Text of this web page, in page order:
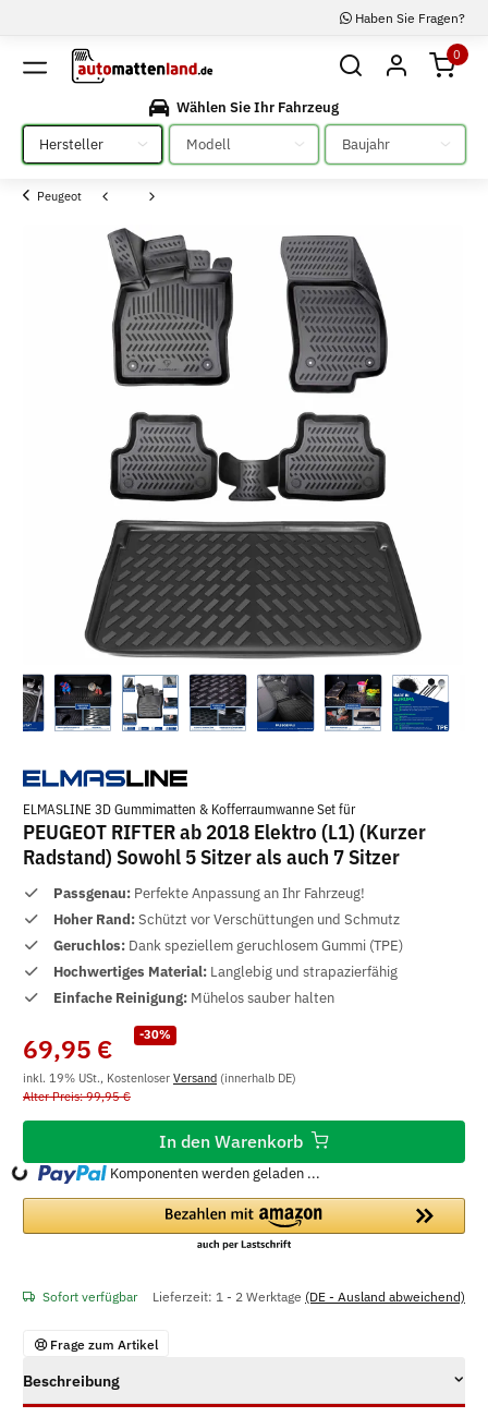
Haben Sie Fragen?
0
Wählen Sie Ihr Fahrzeug
Bitte auswählen
Bitte auswählen Bitte auswählen
Peugeot
ELMASLINE 3D Gummimatten & Kofferraumwanne Set für
PEUGEOT RIFTER ab 2018 Elektro (L1) (Kurzer
Radstand) Sowohl 5 Sitzer als auch 7 Sitzer
Passgenau: Perfekte Anpassung an Ihr Fahrzeug!
Hoher Rand:Schützt vor Verschüttungen und Schmutz
Geruchlos: Dank speziellem geruchlosem Gummi (TPE)
Hochwertiges Material: Langlebig und strapazierfähig
Einfache Reinigung: Mühelos sauber halten
-30%
69,95 €
inkl. 19% USt., Kostenloser Versand (innerhalb DE)
Alter Preis: 99,95 €
In den Warenkorb
Loading... Komponenten werden geladen ...
Sofort verfügbar Lieferzeit: 1 - 2 Werktage (DE - Ausland abweichend)
Frage zum Artikel
Beschreibung